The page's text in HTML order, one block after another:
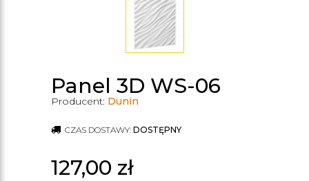
Panel 3D WS-06
Producent: Dunin
CZAS DOSTAWY: DOSTĘPNY
127,00 zł